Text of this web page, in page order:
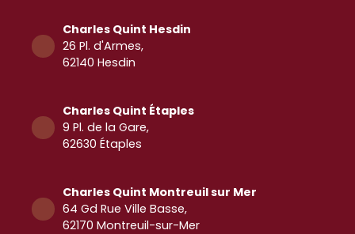
Charles Quint Hesdin
26 Pl. d'Armes,
62140 Hesdin
Charles Quint Étaples
9 Pl. de la Gare,
62630 Étaples
Charles Quint Montreuil sur Mer
64 Gd Rue Ville Basse,
62170 Montreuil-sur-Mer